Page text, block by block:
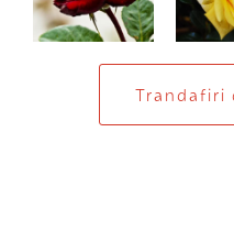
Trandafiri